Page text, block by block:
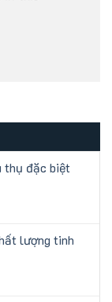
thụ đặc biệt
lượng tinh